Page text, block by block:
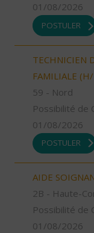
01/08/2026
POSTULER
TECHNICIEN
FAMILIALE
59 - Nord
Possibilité de
01/08/2026
POSTULER
AIDE
2B - Haute-
Possibilité de
01/08/2026